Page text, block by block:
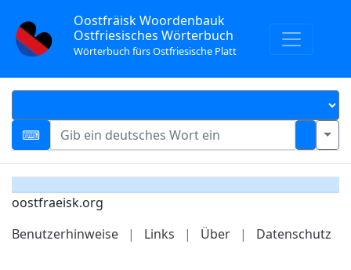
Oostfräisk Woordenbauk
Ostfriesisches Wörterbuch
Wörterbuch fürs Ostfriesische Platt
oostfraeisk.org
Benutzerhinweise
| Links | Über | Datenschutz